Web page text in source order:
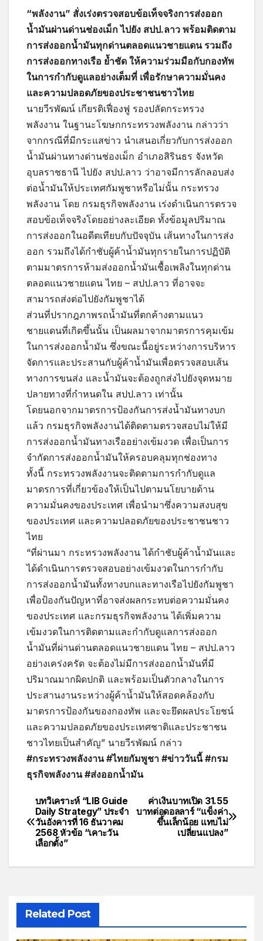
“พลังงาน” สั่งเร่งตรวจสอบข้อเท็จจริงการส่งออก
น้ำมันผ่านด่านช่องเม็ก ไปยัง สปป.ลาว พร้อมติดตาม
การส่งออกน้ำมันทุกด่านตลอดแนวชายแดน รวมถึง
การส่งออกทางเรือ ย้ำชัด ให้ความร่วมมือกับกองทัพ
ในการกำกับดูแลอย่างเต็มที่ เพื่อรักษาความมั่นคง
และความปลอดภัยของประชาชนชาวไทย
นายวีรพัฒน์ เกียรติเฟื่องฟู รองปลัดกระทรวง
พลังงาน ในฐานะโฆษกกระทรวงพลังงาน กล่าวว่า
จากกรณีที่มีกระแสข่าว นำเสนอเกี่ยวกับการส่งออก
น้ำมันผ่านทางด่านช่องเม็ก อำเภอสิรินธร จังหวัด
อุบลราชธานี ไปยัง สปป.ลาว ว่าอาจมีการลักลอบส่ง
ต่อน้ำมันให้ประเทศกัมพูชาหรือไม่นั้น กระทรวง
พลังงาน โดย กรมธุรกิจพลังงาน เร่งดำเนินการตรวจ
สอบข้อเท็จจริงโดยอย่างละเอียด ทั้งข้อมูลปริมาณ
การส่งออกในอดีตเทียบกับปัจจุบัน เส้นทางในการส่ง
ออก รวมถึงได้กำชับผู้ค้าน้ำมันทุกรายในการปฏิบัติ
ตามมาตรการห้ามส่งออกน้ำมันเชื้อเพลิงในทุกด่าน
ตลอดแนวชายแดน ไทย – สปป.ลาว ที่อาจจะ
สามารถส่งต่อไปยังกัมพูชาได้
ส่วนที่ปรากฎภาพรถน้ำมันที่ตกค้างตามแนว
ชายแดนที่เกิดขึ้นนั้น เป็นผลมาจากมาตรการคุมเข้ม
ในการส่งออกน้ำมัน ซึ่งขณะนี้อยู่ระหว่างการบริหาร
จัดการและประสานกับผู้ค้าน้ำมันเพื่อตรวจสอบเส้น
ทางการขนส่ง และน้ำมันจะต้องถูกส่งไปยังจุดหมาย
ปลายทางที่กำหนดใน สปป.ลาว เท่านั้น
โดยนอกจากมาตรการป้องกันการส่งน้ำมันทางบก
แล้ว กรมธุรกิจพลังงานได้ติดตามตรวจสอบไม่ให้มี
การส่งออกน้ำมันทางเรืออย่างเข้มงวด เพื่อเป็นการ
จำกัดการส่งออกน้ำมันให้ครอบคลุมทุกช่องทาง
ทั้งนี้ กระทรวงพลังงานจะติดตามการกำกับดูแล
มาตรการที่เกี่ยวข้องให้เป็นไปตามนโยบายด้าน
ความมั่นคงของประเทศ เพื่อนำมาซึ่งความสงบสุข
ของประเทศ และความปลอดภัยของประชาชนชาว
ไทย
“ที่ผ่านมา กระทรวงพลังงาน ได้กำชับผู้ค้าน้ำมันและ
ได้ดำเนินการตรวจสอบอย่างเข้มงวดในการกำกับ
การส่งออกน้ำมันทั้งทางบกและทางเรือไปยังกัมพูชา
เพื่อป้องกันปัญหาที่อาจส่งผลกระทบต่อความมั่นคง
ของประเทศ และกรมธุรกิจพลังงาน ได้เพิ่มความ
เข้มงวดในการติดตามและกำกับดูแลการส่งออก
น้ำมันที่ผ่านด่านตลอดแนวชายแดน ไทย – สปป.ลาว
อย่างเคร่งครัด จะต้องไม่มีการส่งออกน้ำมันที่มี
ปริมาณมากผิดปกติ และพร้อมเป็นตัวกลางในการ
ประสานงานระหว่างผู้ค้าน้ำมันให้สอดคล้องกับ
มาตรการป้องกันของกองทัพ และจะยึดผลประโยชน์
และความปลอดภัยของประเทศชาติและประชาชน
ชาวไทยเป็นสำคัญ” นายวีรพัฒน์ กล่าว
#กระทรวงพลังงาน #ไทยกัมพูชา #ข่าววันนี้ #กรม
ธุรกิจพลังงาน #ส่งออกน้ำมัน
ค่าเงินบาทเปิด 31.55
บาทต่อดอลลาร์ “แข็งค่า
ขึ้นเล็กน้อย แทบไม่
เปลี่ยนแปลง”
บทวิเคราะห์ “LIB Guide
Daily Strategy” ประจำ
วันอังคารที่ 16 ธันวาคม
2568 หัวข้อ “เคาะวัน
เลือกตั้ง”
Related Post